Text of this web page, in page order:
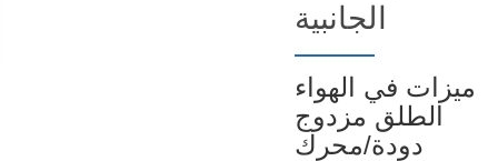
الجانبية
ميزات في الهواء
الطلق مزدوج
دودة/محرك